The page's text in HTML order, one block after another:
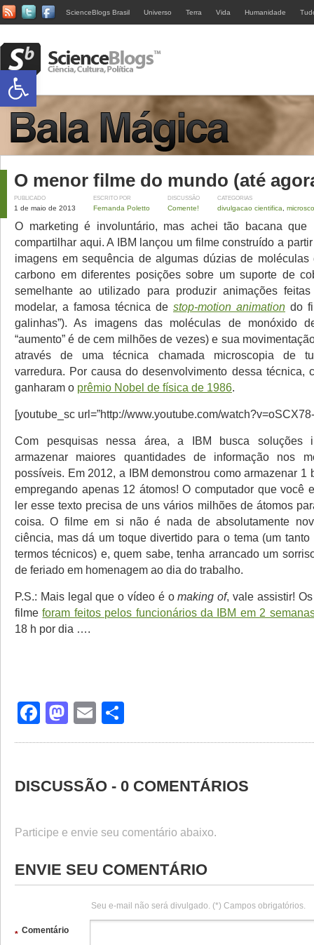
ScienceBlogs Brasil Universo Terra Vida Humanidade
O menor filme do mundo (até
PUBLICADO
1 de maio de 2013
ESCRITO POR
Fernanda Poletto
DISCUSSÃO
Comente!
CATEGORIAS
divulgacao cientifica
O marketing é involuntário, mas achei tão bacana que
compartilhar aqui. A IBM lançou um filme construído a
imagens em sequência de algumas dúzias de moléculas
carbono em diferentes posições sobre um suporte de
semelhante ao utilizado para produzir animações
modelar, a famosa técnica de stop-motion animation do
galinhas”). As imagens das moléculas de monóxido
“aumento” é de cem milhões de vezes) e sua
através de uma técnica chamada microscopia de
varredura. Por causa do desenvolvimento dessa técnica,
ganharam o prêmio Nobel de física de 1986.
[youtube_sc url=”http://www.youtube.com/
Com pesquisas nessa área, a IBM busca soluções
armazenar maiores quantidades de informação nos
possíveis. Em 2012, a IBM demonstrou como armazenar 1
empregando apenas 12 átomos! O computador que você
ler esse texto precisa de uns vários milhões de átomos
coisa. O filme em si não é nada de absolutamente
ciência, mas dá um toque divertido para o tema (um
termos técnicos) e, quem sabe, tenha arrancado um
de feriado em homenagem ao dia do trabalho.
P.S.: Mais legal que o vídeo é omaking of, vale assistir!
filmeforam feitos pelos funcionários da IBM em 2
18 h por dia ….
Facebook
Mastodon
Email
DISCUSSÃO - 0 COMENTÁRIOS
Participe e envie seu comentário abaixo.
ENVIE SEU COMENTÁRIO
Seu e-mail não será divulgado. (*) Campos obrigatórios.
Comentário
*
Abrir a barra de ferramentas